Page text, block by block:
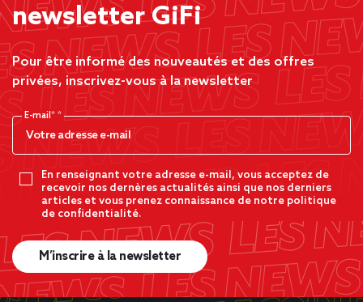
newsletter GiFi
Pour être informé des nouveautés et des offres
privées, inscrivez-vous à la newsletter
E-mail*
En renseignant votre adresse e-mail, vous acceptez de
recevoir nos dernères actualités ainsi que nos derniers
articles et vous prenez connaissance de notre politique
de confidentialité.
M’inscrire à la newsletter